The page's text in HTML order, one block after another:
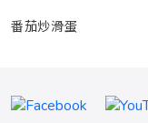
番茄炒滑蛋